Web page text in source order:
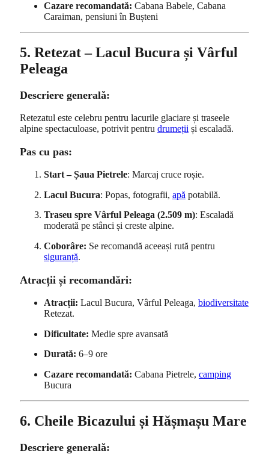
Cazare recomandată: Cabana Babele, Cabana
Caraiman, pensiuni în Bușteni
5. Retezat – Lacul Bucura și Vârful
Peleaga
Descriere generală:
Retezatul este celebru pentru lacurile glaciare și traseele
alpine spectaculoase, potrivit pentru drumeții și escaladă.
Pas cu pas:
Start – Șaua Pietrele: Marcaj cruce roșie.
Lacul Bucura: Popas, fotografii, apă potabilă.
Traseu spre Vârful Peleaga (2.509 m): Escaladă
moderată pe stânci și creste alpine.
Coborâre: Se recomandă aceeași rută pentru
siguranță.
Atracții și recomandări:
Atracții: Lacul Bucura, Vârful Peleaga, biodiversitate
Retezat.
Dificultate: Medie spre avansată
Durată: 6–9 ore
Cazare recomandată: Cabana Pietrele, camping
Bucura
6. Cheile Bicazului și Hășmașu Mare
Descriere generală: